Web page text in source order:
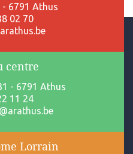
- 6791 Athus
02 70
centre
- 6791 Athus
11 24
Lorrain